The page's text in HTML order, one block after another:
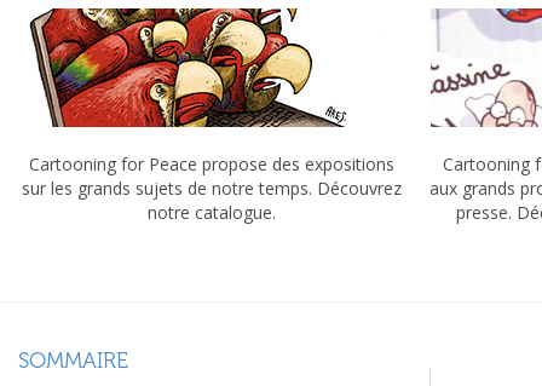
Cartooning for Peace propose des expositions
sur les grands sujets de notre temps. Découvrez
notre catalogue.
Cartooning
aux grands
presse.
SOMMAIRE